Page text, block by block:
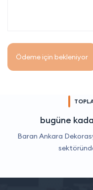
Ödeme için bekleniyor
bugüne
Baran Ankara